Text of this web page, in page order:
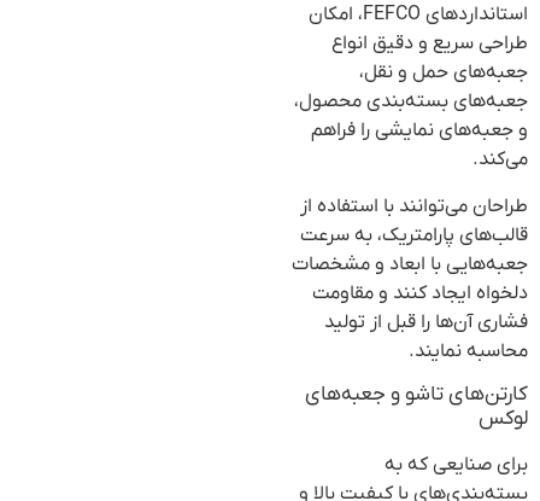
استانداردهای FEFCO، امکان
طراحی سریع و دقیق انواع
جعبه‌های حمل و نقل،
جعبه‌های بسته‌بندی محصول،
و جعبه‌های نمایشی را فراهم
می‌کند.
طراحان می‌توانند با استفاده از
قالب‌های پارامتریک، به سرعت
جعبه‌هایی با ابعاد و مشخصات
دلخواه ایجاد کنند و مقاومت
فشاری آن‌ها را قبل از تولید
محاسبه نمایند.
کارتن‌های تاشو و جعبه‌های
لوکس
برای صنایعی که به
بسته‌بندی‌های با کیفیت بالا و